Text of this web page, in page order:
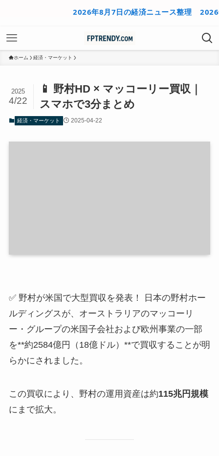
2026年8月7日の経済ニュース整理 2026年8
ホーム 経済・マーケット
📱 野村HD × マッコーリー買収｜
スマホで3分まとめ
2025
4/22
経済・マーケット 2025-04-22
✅ 野村が米国で大型買収を発表！ 日本の野村ホー
ルディングスが、オーストラリアのマッコーリ
ー・グループの米国子会社および欧州事業の一部
を**約2584億円（18億ドル）**で買収することが明
らかにされました。
この買収により、野村の運用資産は約115兆円規模
にまで拡大。